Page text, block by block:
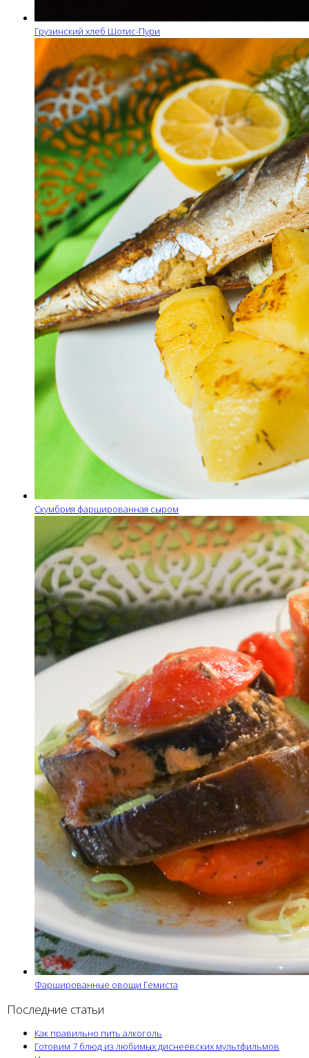
Грузинский хлеб Шотис-Пури
Скумбрия фаршированная сыром
Фаршированные овощи Гемиста
Последние статьи
Как правильно пить алкоголь
Готовим 7 блюд из любимых диснеевских мультфильмов